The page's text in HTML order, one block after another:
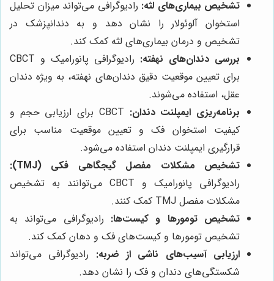
تشخیص بیماری‌های لثه: رادیوگرافی می‌تواند میزان تحلیل
استخوان آلوئولار را نشان دهد و به دندانپزشک در
تشخیص و درمان بیماری‌های لثه کمک کند.
بررسی دندان‌های نهفته:
رادیوگرافی پانورامیک و CBCT
برای تعیین موقعیت دقیق دندان‌های نهفته، به ویژه دندان
عقل، استفاده می‌شوند.
برنامه‌ریزی ایمپلنت دندان:
CBCT برای ارزیابی حجم و
کیفیت استخوان فک و تعیین موقعیت مناسب برای
قرارگیری ایمپلنت دندان استفاده می‌شود.
تشخیص مشکلات مفصل گیجگاهی فکی (TMJ):
رادیوگرافی پانورامیک و CBCT می‌توانند به تشخیص
مشکلات مفصل TMJ کمک کنند.
تشخیص تومورها و کیست‌ها: رادیوگرافی می‌تواند به
تشخیص تومورها و کیست‌های فک و دهان کمک کند.
ارزیابی آسیب‌های ناشی از ضربه: رادیوگرافی می‌تواند
شکستگی‌های دندان و فک را نشان دهد.